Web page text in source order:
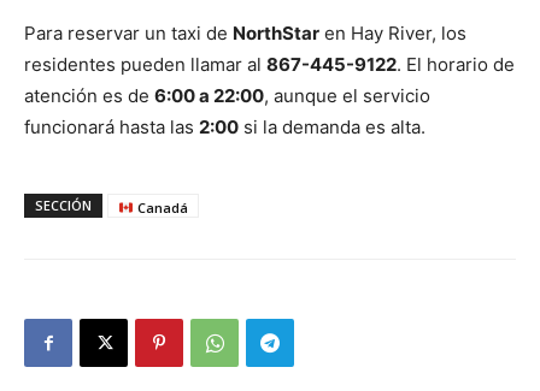
Para reservar un taxi de NorthStar en Hay River, los
residentes pueden llamar al 867-445-9122. El horario de
atención es de 6:00 a 22:00, aunque el servicio
funcionará hasta las 2:00 si la demanda es alta.
SECCIÓN Canadá